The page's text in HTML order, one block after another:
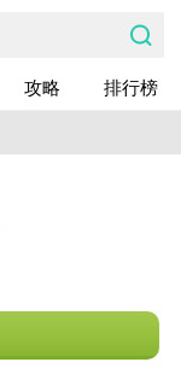
攻略 排行榜